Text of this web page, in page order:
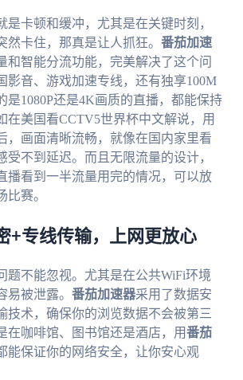
是卡顿和缓冲，尤其是在关键时刻，
然卡住，那真是让人抓狂。 番茄加速
和智能分流功能，完美解决了这个问
影音、游戏加速专线，还有独享100M
是1080P还是4K画质的直播，都能保持
在美国看CCTV5世界杯中文解说，用
，画面清晰流畅，就像在国内家里看
受不到延迟。而且无限流量的设计，
播看到一半流量用完的情况，可以放
比赛。
+专线传输，上网更放心
题不能忽视。尤其是在公共WiFi环境
易被泄露。 番茄加速器采用了数据安
技术，确保你的浏览数据不会被第三
在咖啡馆、图书馆还是酒店，用番茄
能保证你的网络安全，让你安心观